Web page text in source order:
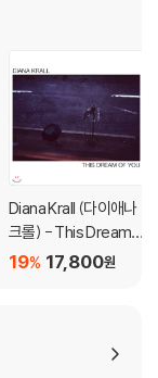
면이 미세하게 울
더 안정적인 재생이
최대한 일관되게 유
있습니다. 턴테이
하여 센터 홀을 조정
깨끗하지 않은 경우
상이 있는 경우에는
/교환이 불가합니
Diana Krall (다이애나
크롤) - This Dream
Of You17,800원
19%